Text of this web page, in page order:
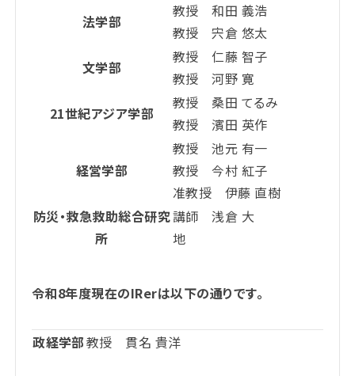
法学部
教授 和田 義浩
教授 宍倉 悠太
文学部
教授 仁藤 智子
教授 河野 寛
21世紀アジア学部
教授 桑田 てるみ
教授 濱田 英作
経営学部
教授 池元 有一
教授 今村 紅子
准教授 伊藤 直樹
防災・救急救助総合研究
所
講師 浅倉 大
地
令和8年度現在のIRerは以下の通りです。
政経学部教授 貫名 貴洋